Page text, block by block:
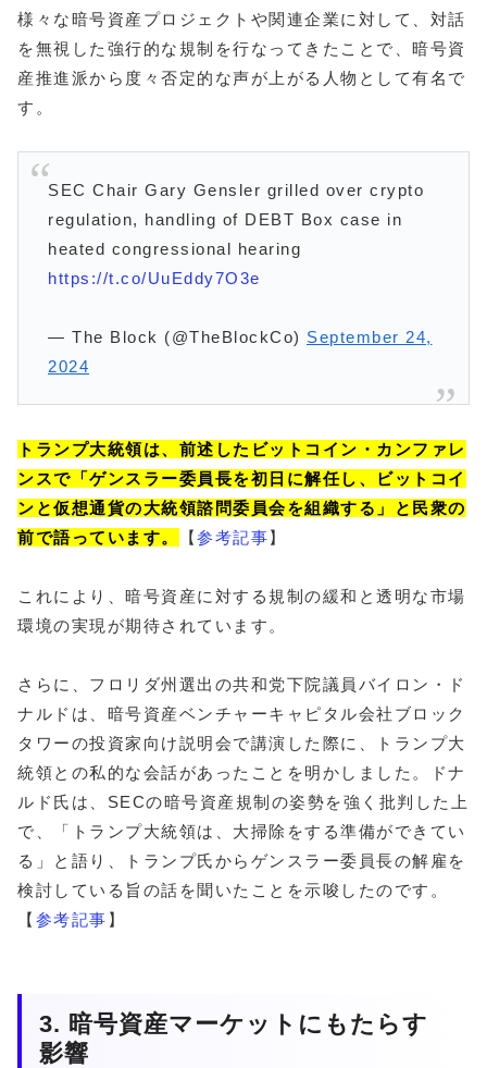
様々な暗号資産プロジェクトや関連企業に対して、対話
を無視した強行的な規制を行なってきたことで、暗号資
産推進派から度々否定的な声が上がる人物として有名で
す。
SEC Chair Gary Gensler grilled over crypto
regulation, handling of DEBT Box case in
heated congressional hearing
https://t.co/UuEddy7O3e
— The Block (@TheBlockCo) September 24,
2024
トランプ大統領は、前述したビットコイン・カンファレ
ンスで「ゲンスラー委員長を初日に解任し、ビットコイ
ンと仮想通貨の大統領諮問委員会を組織する」と民衆の
前で語っています。
【参考記事】
これにより、暗号資産に対する規制の緩和と透明な市場
環境の実現が期待されています。
さらに、フロリダ州選出の共和党下院議員バイロン・ド
ナルドは、暗号資産ベンチャーキャピタル会社ブロック
タワーの投資家向け説明会で講演した際に、トランプ大
統領との私的な会話があったことを明かしました。ドナ
ルド氏は、SECの暗号資産規制の姿勢を強く批判した上
で、「トランプ大統領は、大掃除をする準備ができてい
る」と語り、トランプ氏からゲンスラー委員長の解雇を
検討している旨の話を聞いたことを示唆したのです。
【 参考記事 】
3. 暗号資産マーケットにもたらす
影響